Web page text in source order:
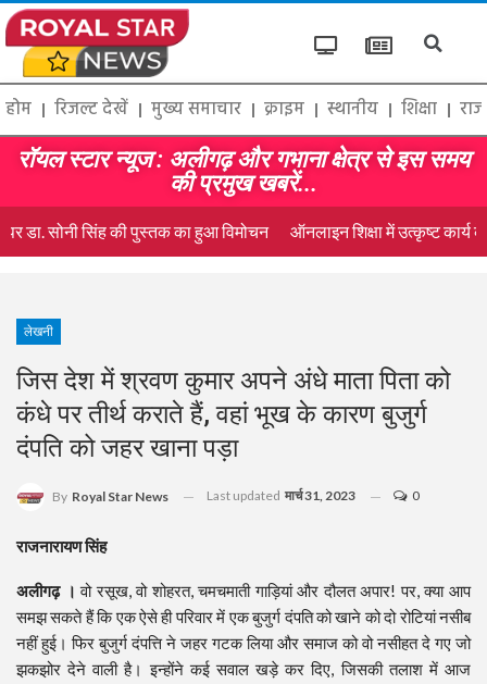
होम रिजल्ट देखें मुख्य समाचार क्राइम स्थानीय शिक्षा
रॉयल स्टार न्यूज : अलीगढ़ और गभाना क्षेत्र से इस समय
की प्रमुख खबरें...
डा. सोनी सिंह की पुस्तक का हुआ विमोचन ऑनलाइन शिक्षा में उत्कृष्ट कार्य के
लेखनी
जिस देश में श्रवण कुमार अपने अंधे माता पिता को
कंधे पर तीर्थ कराते हैं, वहां भूख के कारण बुजुर्ग
दंपति को जहर खाना पड़ा
By Royal Star News Last updated मार्च 31, 2023 0
राजनारायण सिंह
अलीगढ़ । वो रसूख, वो शोहरत, चमचमाती गाड़ियां और दौलत अपार! पर, क्या आप
समझ सकते हैं कि एक ऐसे ही परिवार में एक बुजुर्ग दंपति को खाने को दो रोटियां नसीब
नहीं हुई। फिर बुजुर्ग दंपत्ति ने जहर गटक लिया और समाज को वो नसीहत दे गए जो
झकझोर देने वाली है। इन्होंने कई सवाल खड़े कर दिए, जिसकी तलाश में आज